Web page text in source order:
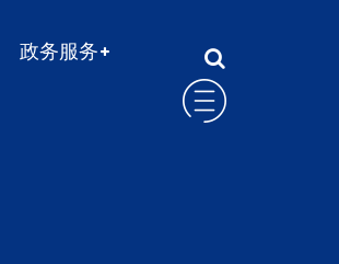
政务服务